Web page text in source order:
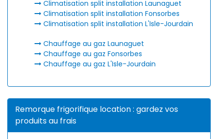
Climatisation split installation Launaguet
Climatisation split installation Fonsorbes
Climatisation split installation L'Isle-Jourdain
Chauffage au gaz Launaguet
Chauffage au gaz Fonsorbes
Chauffage au gaz L'Isle-Jourdain
Remorque frigorifique location : gardez vos
produits au frais